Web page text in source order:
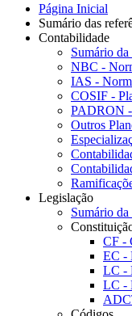
Página Inicial
Sumário das
Contabilidade
Sumário
NBC -
IAS -
COSIF -
PADRON -
Outros
Legislação
Sumário
CF -
EC -
LC -
LC -